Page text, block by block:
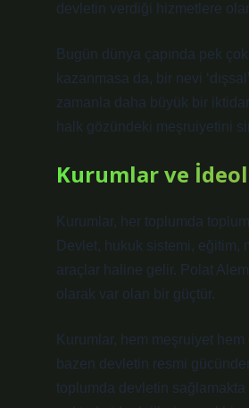
devletin verdiği hizmetlere
Bugün dünya çapında pek
kazanmasa da, bir nevi
zamanla daha büyük bir
halk gözündeki meşruiyetini
Kurumlar ve
Kurumlar, her toplumda
Devlet, hukuk sistemi, eğitim,
araçlar haline gelir. Polat
olarak var olan bir güçtür.
Kurumlar, hem meşruiyet
bazen devletin resmi
toplumda devletin sağlamakta